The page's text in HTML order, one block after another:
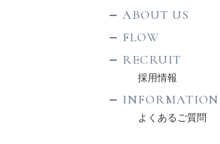
ABOUT US
FLOW
RECRUIT
採用情報
INFORMATION
よくあるご質問